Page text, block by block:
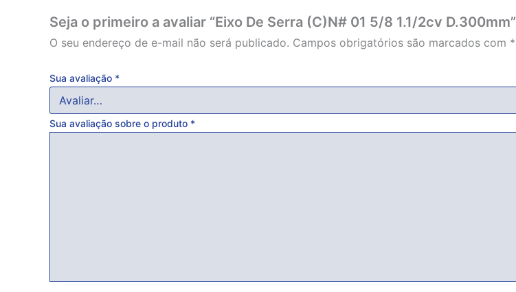
Seja o primeiro a avaliar “Eixo De Serra (C)N# 01 5/8 1.1/2cv D.300mm”
O seu endereço de e-mail não será publicado. Campos obrigatórios são marcados com *
Sua avaliação *
Sua avaliação sobre o produto *